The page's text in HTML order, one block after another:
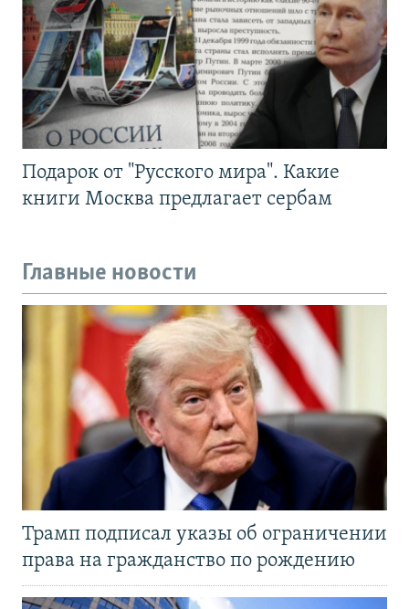
Подарок от "Русского мира". Какие
книги Москва предлагает сербам
Главные новости
Трамп подписал указы об ограничении
права на гражданство по рождению